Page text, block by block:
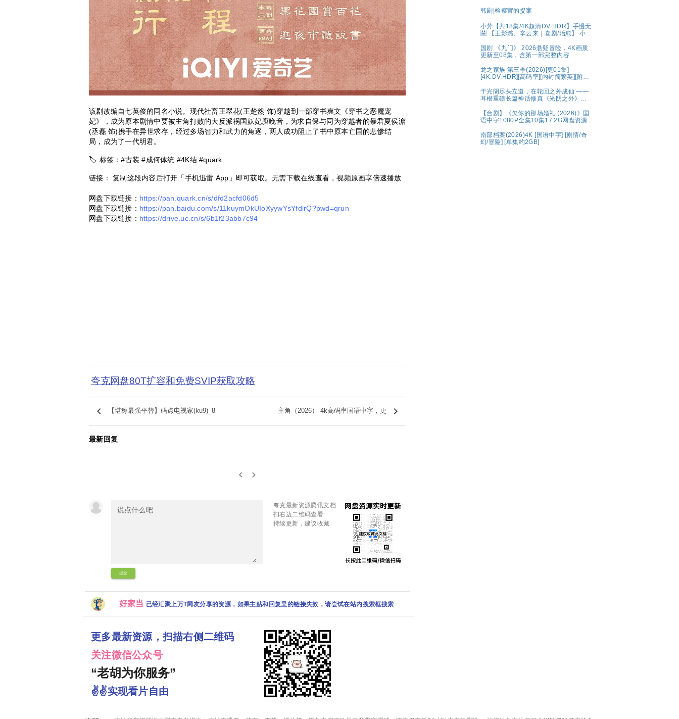
该剧改编自七英俊的同名小说。现代社畜王翠花(王楚然 饰)穿越到一部穿书爽文《穿书之恶魔宠
妃》，成为原本剧情中要被主角打败的大反派祸国妖妃庾晚音，为求自保与同为穿越者的暴君夏侯澹
(丞磊 饰)携手在异世求存，经过多场智力和武力的角逐，两人成功阻止了书中原本亡国的悲惨结
局，成为了一代明君。
🏷 标签：#古装 #成何体统 #4K结 #quark
链接： 复制这段内容后打开「手机迅雷 App」即可获取。无需下载在线查看，视频原画享倍速播放
网盘下载链接： https://pan.quark.cn/s/dfd2acfd06d5
网盘下载链接： https://pan.baidu.com/s/11kuymOkUIoXyywYsYfdlrQ?pwd=qrun
网盘下载链接： https://drive.uc.cn/s/6b1f23abb7c94
夸克网盘80T扩容和免费SVIP获取攻略
keyboard_arrow_left 【堪称最强平替】码点电视家(ku9)_8 主角（2026） 4k高码率国语中字，更 keyboard_arrow_right
最新回复
keyboard_arrow_left keyboard_arrow_right
提交
夸克最新资源腾讯文档
扫右边二维码查看
持续更新，建议收藏
好家当 已经汇聚上万T网友分享的资源，如果主贴和回复里的链接失效，请尝试在站内搜索框搜索
更多最新资源，扫描右侧二维码
关注微信公众号
“老胡为你服务”
✌✌实现看片自由
브）将于 5 月 1 日（周五）独家公开宣
布传奇综艺回归的《TXT的育儿日记》
韩剧|检察官的提案
小芳【共18集/4K超清DV HDR】手慢无
🈲 【王影璐、辛云来｜喜剧/治愈】 小芳
🥳 带球相亲，啼笑皆非😂 生而自由，活
出潇洒💫 婚姻不是人生的必选项，幸福
国剧 《九门》 2026悬疑冒险，4K画质
更新至08集，含第一部完整内容
龙之家族 第三季(2026)[更01集]
[4K.DV.HDR][高码率][内封简繁英][附1-
于光阴尽头立道，在轮回之外成仙 ——
耳根重磅长篇神话修真《光阴之外》典
【台剧】《欠你的那场婚礼 (2026)》国
语中字1080P全集10集17.2G网盘资源
南部档案(2026)4K [国语中字] [剧情/奇
幻/冒险] [单集约2GB]